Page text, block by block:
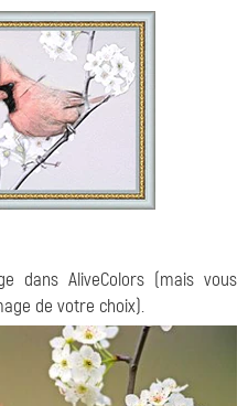
dans AliveColors (mais vous
de votre choix).